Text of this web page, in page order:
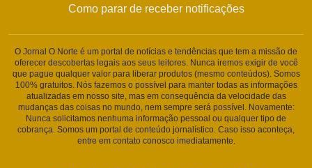
Como parar de receber notificações
O Jornal O Norte é um portal de notícias e tendências que tem a missão de
oferecer descobertas legais aos seus leitores. Nunca iremos exigir de você
que pague qualquer valor para liberar produtos (mesmo conteúdos). Somos
100% gratuitos. Nós fazemos o possível para manter todas as informações
atualizadas em nosso site, mas em consequência da velocidade das
mudanças das coisas no mundo, nem sempre será possível. Novamente:
Nunca solicitamos nenhuma informação pessoal ou qualquer tipo de
cobrança. Somos um portal de conteúdo jornalístico. Caso isso aconteça,
entre em contato conosco imediatamente.